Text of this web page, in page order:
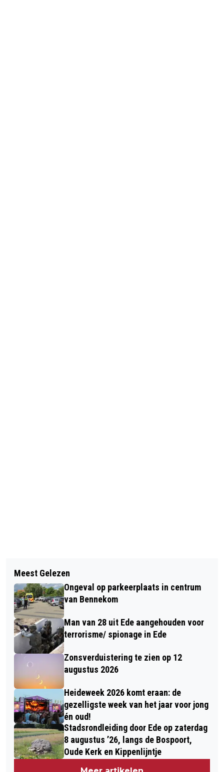
EDESE KIMBERLEY BOS ‘ZEVENDE
PLAATS WORLD CUP SKELETON IN
PARK CITY AMERIKA’
HUISARTSENPOSTEN GELDERLAND
REDELIJK GOED BEREIKBAAR
Meest Gelezen
Ongeval op parkeerplaats in centrum
van Bennekom
Man van 28 uit Ede aangehouden voor
terrorisme/ spionage in Ede
Zonsverduistering te zien op 12
augustus 2026
Heideweek 2026 komt eraan: de
gezelligste week van het jaar voor jong
én oud!
Stadsrondleiding door Ede op zaterdag
8 augustus ’26, langs de Bospoort,
Oude Kerk en Kippenlijntje